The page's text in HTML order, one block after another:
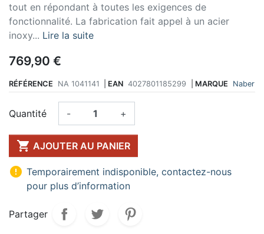
tout en répondant à toutes les exigences de
fonctionnalité. La fabrication fait appel à un acier
inoxy... Lire la suite
769,90 €
RÉFÉRENCE NA 1041141 EAN 4027801185299 MARQUE Naber
Quantité - +
 AJOUTER AU PANIER
 Temporairement indisponible, contactez-nous
pour plus d’information
Partager